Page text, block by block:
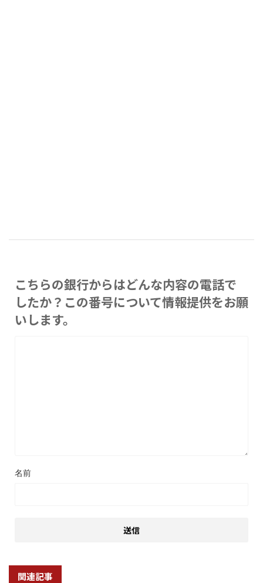
こちらの銀行からはどんな内容の電話で
したか？この番号について情報提供をお願
いします。
名前
関連記事